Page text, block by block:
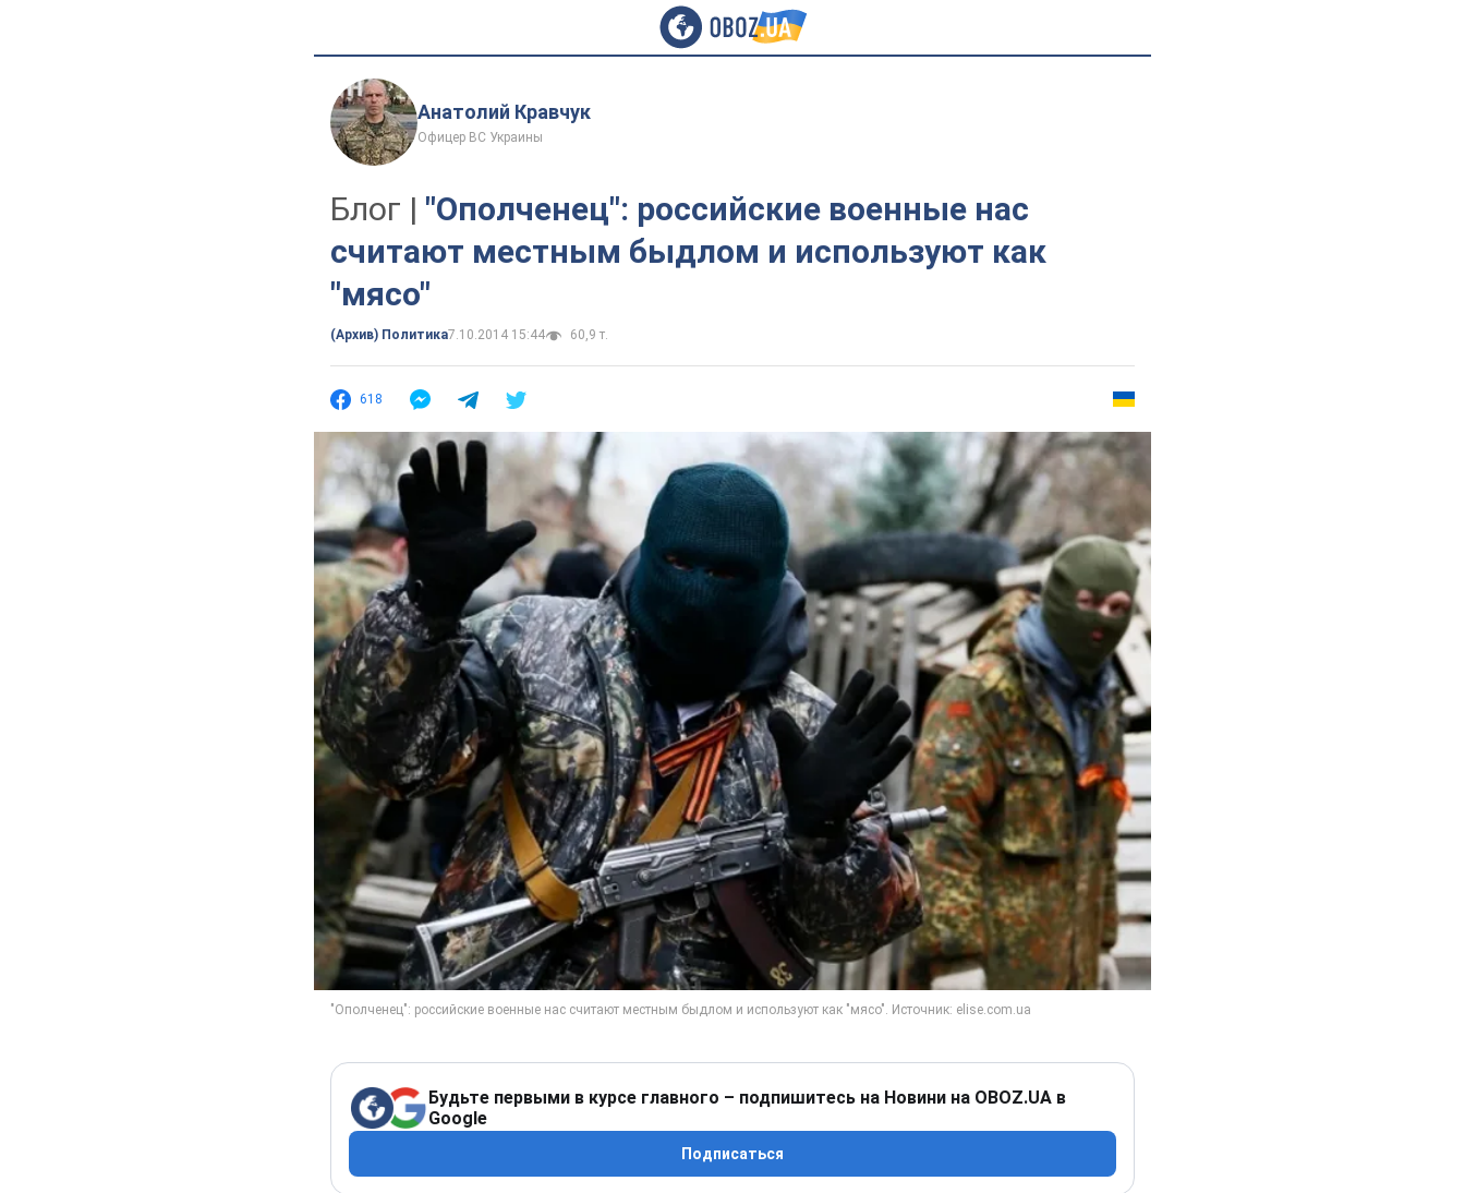
Анатолий Кравчук
Офицер ВС Украины
Блог | "Ополченец": российские военные нас
считают местным быдлом и используют как
"мясо"
(Архив) Политика7.10.2014 15:44 60,9 т.
618
Будьте первыми в курсе главного – подпишитесь на Новини на OBOZ.UA в
Google
Подписаться